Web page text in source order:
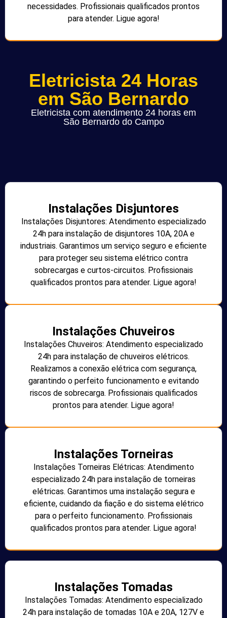
necessidades. Profissionais qualificados prontos
para atender. Ligue agora!
Eletricista 24 Horas
em São Bernardo
Eletricista com atendimento 24 horas em
São Bernardo do Campo
Instalações Disjuntores
Instalações Disjuntores: Atendimento especializado
24h para instalação de disjuntores 10A, 20A e
industriais. Garantimos um serviço seguro e eficiente
para proteger seu sistema elétrico contra
sobrecargas e curtos-circuitos. Profissionais
qualificados prontos para atender. Ligue agora!
Instalações Chuveiros
Instalações Chuveiros: Atendimento especializado
24h para instalação de chuveiros elétricos.
Realizamos a conexão elétrica com segurança,
garantindo o perfeito funcionamento e evitando
riscos de sobrecarga. Profissionais qualificados
prontos para atender. Ligue agora!
Instalações Torneiras
Instalações Torneiras Elétricas: Atendimento
especializado 24h para instalação de torneiras
elétricas. Garantimos uma instalação segura e
eficiente, cuidando da fiação e do sistema elétrico
para o perfeito funcionamento. Profissionais
qualificados prontos para atender. Ligue agora!
Instalações Tomadas
Instalações Tomadas: Atendimento especializado
24h para instalação de tomadas 10A e 20A, 127V e